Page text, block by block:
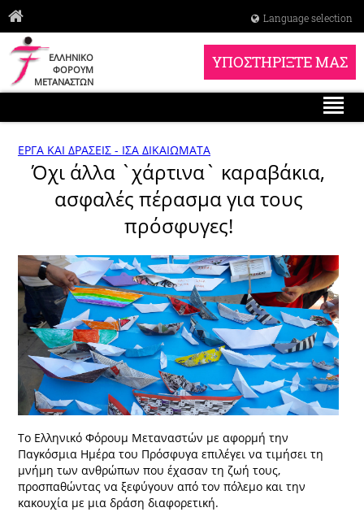
Language selection
ΕΛΛΗΝΙΚΟ
ΦΟΡΟΥΜ
ΜΕΤΑΝΑΣΤΩΝ
ΥΠΟΣΤΗΡΙΞΤΕ ΜΑΣ
ΕΡΓΑ ΚΑΙ ΔΡΑΣΕΙΣ - ΙΣΑ ΔΙΚΑΙΩΜΑΤΑ
Όχι άλλα `χάρτινα` καραβάκια,
ασφαλές πέρασμα για τους
πρόσφυγες!
Το Ελληνικό Φόρουμ Μεταναστών με αφορμή την
Παγκόσμια Ημέρα του Πρόσφυγα επιλέγει να τιμήσει τη
μνήμη των ανθρώπων που έχασαν τη ζωή τους,
προσπαθώντας να ξεφύγουν από τον πόλεμο και την
κακουχία με μια δράση διαφορετική.